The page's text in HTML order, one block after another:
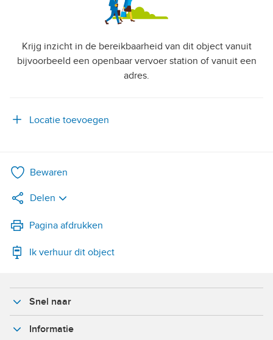
Krijg inzicht in de bereikbaarheid van dit object vanuit
bijvoorbeeld een openbaar vervoer station of vanuit een
adres.
Locatie toevoegen
Bewaren
Delen
LinkedIn
WhatsApp
Facebook
Pagina afdrukken
Ik verhuur dit object
Snel naar
Informatie